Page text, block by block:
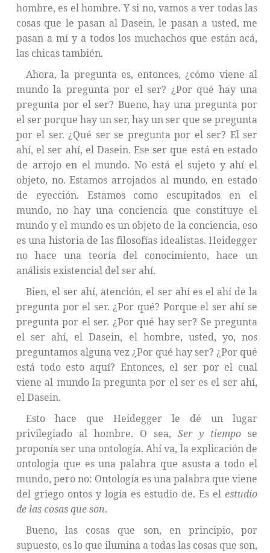
hombre, es el hombre. Y si no, vamos a ver todas las
cosas que le pasan al Dasein, le pasan a usted, me
pasan a mí y a todos los muchachos que están acá,
las chicas también.
Ahora, la pregunta es, entonces, ¿cómo viene al
mundo la pregunta por el ser? ¿Por qué hay una
pregunta por el ser? Bueno, hay una pregunta por
el ser porque hay un ser, hay un ser que se pregunta
por el ser. ¿Qué ser se pregunta por el ser? El ser
ahí, el ser ahí, el Dasein. Ese ser que está en estado
de arrojo en el mundo. No está el sujeto y ahí el
objeto, no. Estamos arrojados al mundo, en estado
de eyección. Estamos como escupitados en el
mundo, no hay una conciencia que constituye el
mundo y el mundo es un objeto de la conciencia, eso
es una historia de las filosofías idealistas. Heidegger
no hace una teoría del conocimiento, hace un
análisis existencial del ser ahí.
Bien, el ser ahí, atención, el ser ahí es el ahí de la
pregunta por el ser. ¿Por qué? Porque el ser ahí se
pregunta por el ser. ¿Por qué hay ser? Se pregunta
el ser ahí, el Dasein, el hombre, usted, yo, nos
preguntamos alguna vez ¿Por qué hay ser? ¿Por qué
está todo esto aquí? Entonces, el ser por el cual
viene al mundo la pregunta por el ser es el ser ahí,
el Dasein.
Esto hace que Heidegger le dé un lugar
privilegiado al hombre. O sea, Ser y tiempo se
proponía ser una ontología. Ahí va, la explicación de
ontología que es una palabra que asusta a todo el
mundo, pero no: Ontología es una palabra que viene
del griego ontos y logía es estudio de. Es el estudio
de las cosas que son.
Bueno, las cosas que son, en principio, por
supuesto, es lo que ilumina a todas las cosas que son,